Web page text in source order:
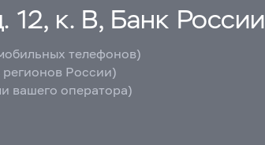
12, к. В, Банк России
телефонов)
регионов России)
вашего оператора)